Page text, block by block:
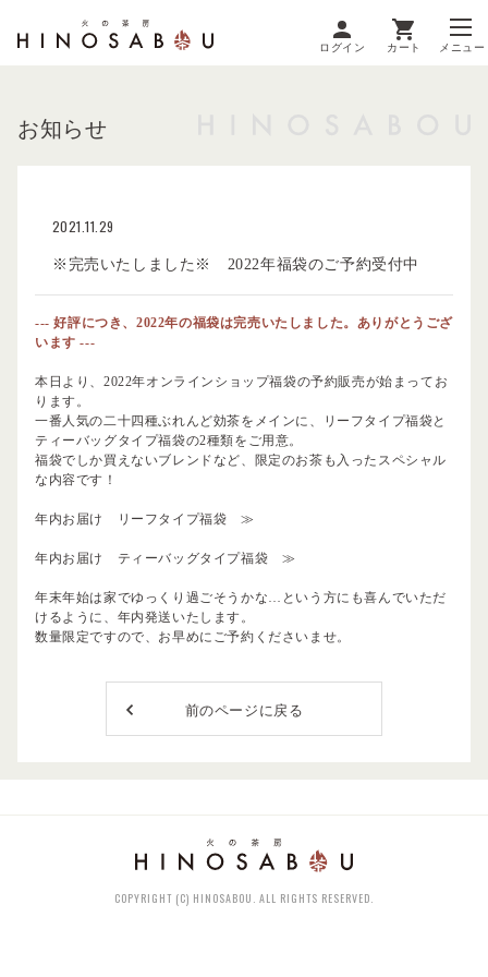
ログイン カート メニュー
お知らせ
2021.11.29
※完売いたしました※ 2022年福袋のご予約受付中
--- 好評につき、2022年の福袋は完売いたしました。ありがとうござ
います ---
本日より、2022年オンラインショップ福袋の予約販売が始まってお
ります。
一番人気の二十四種ぶれんど効茶をメインに、リーフタイプ福袋と
ティーバッグタイプ福袋の2種類をご用意。
福袋でしか買えないブレンドなど、限定のお茶も入ったスペシャル
な内容です！
年内お届け リーフタイプ福袋 ≫
年内お届け ティーバッグタイプ福袋 ≫
年末年始は家でゆっくり過ごそうかな…という方にも喜んでいただ
けるように、年内発送いたします。
数量限定ですので、お早めにご予約くださいませ。
前のページに戻る
COPYRIGHT (C) HINOSABOU. ALL RIGHTS RESERVED.